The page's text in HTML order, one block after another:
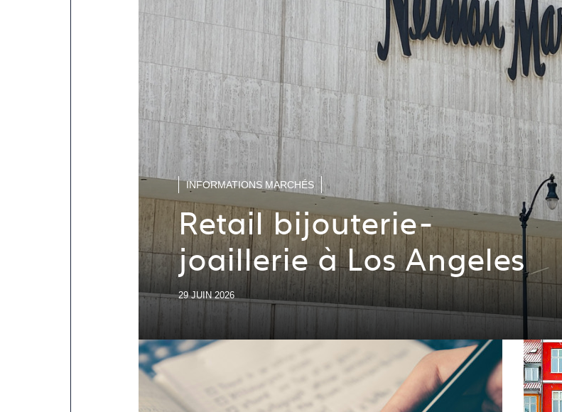
INFORMATIONS MARCHÉS
Retail bijouterie-
joaillerie à Los Angeles
29 JUIN 2026